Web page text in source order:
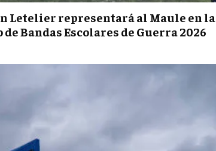
Letelier representará al Maule en la
Bandas Escolares de Guerra 2026